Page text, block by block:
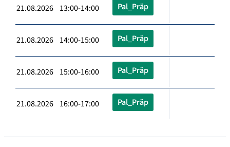
21.08.2026 13:00-14:00 Pal_Präp
21.08.2026 14:00-15:00 Pal_Präp
21.08.2026 15:00-16:00 Pal_Präp
21.08.2026 16:00-17:00 Pal_Präp